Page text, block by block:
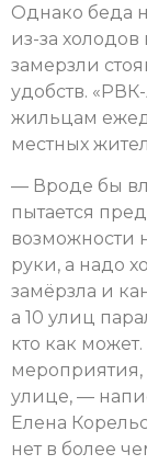
Однако беда
из-за
замерзли
удобств.
жильцам
местных
— Вроде бы
пытается
возможности
руки, а надо
замёрзла и
а 10 улиц
кто как
мероприятия,
улице, —
Елена
нет в более